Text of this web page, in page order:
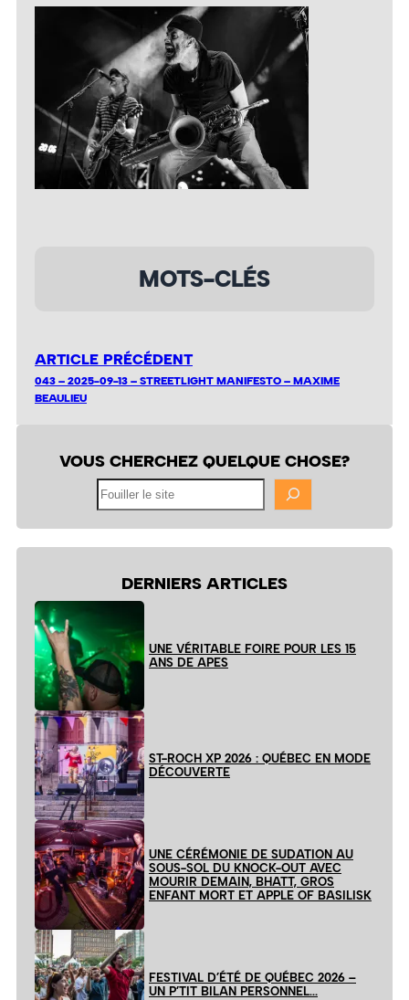
MOTS-CLÉS
ARTICLE PRÉCÉDENT
043 – 2025-09-13 – STREETLIGHT MANIFESTO – MAXIME
BEAULIEU
VOUS CHERCHEZ QUELQUE CHOSE?
DERNIERS ARTICLES
UNE VÉRITABLE FOIRE POUR LES 15
ANS DE APES
ST-ROCH XP 2026 : QUÉBEC EN MODE
DÉCOUVERTE
UNE CÉRÉMONIE DE SUDATION AU
SOUS-SOL DU KNOCK-OUT AVEC
MOURIR DEMAIN, BHATT, GROS
ENFANT MORT ET APPLE OF BASILISK
FESTIVAL D’ÉTÉ DE QUÉBEC 2026 –
UN P’TIT BILAN PERSONNEL…